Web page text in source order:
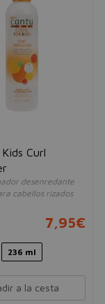
Curl
desenredante
cabellos rizados
7,95€
236 ml
a la cesta